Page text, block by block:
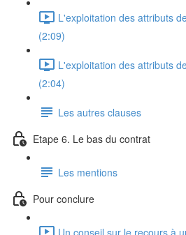
L'exploitation des attributs
(2:09)
L'exploitation des attributs
(2:04)
Les autres clauses
Etape 6. Le bas du contrat
Les mentions
Pour conclure
Un conseil sur le recours à